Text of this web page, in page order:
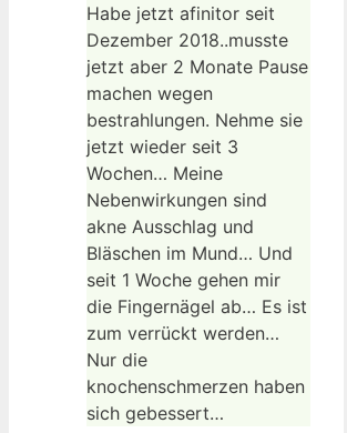
Habe jetzt afinitor seit
Dezember 2018..musste
jetzt aber 2 Monate Pause
machen wegen
bestrahlungen. Nehme sie
jetzt wieder seit 3
Wochen… Meine
Nebenwirkungen sind
akne Ausschlag und
Bläschen im Mund… Und
seit 1 Woche gehen mir
die Fingernägel ab… Es ist
zum verrückt werden…
Nur die
knochenschmerzen haben
sich gebessert…